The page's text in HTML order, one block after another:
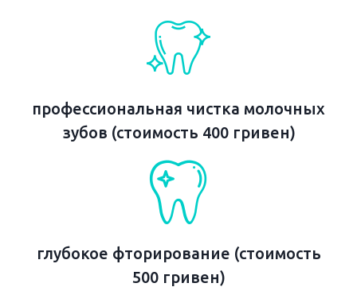
профессиональная чистка молочных
зубов (стоимость 400 гривен)
глубокое фторирование (стоимость
500 гривен)